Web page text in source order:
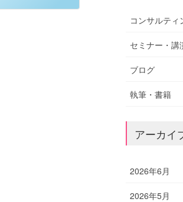
コンサルティ
セミナー・講
ブログ
執筆・書籍
アーカイ
2026年6月
2026年5月